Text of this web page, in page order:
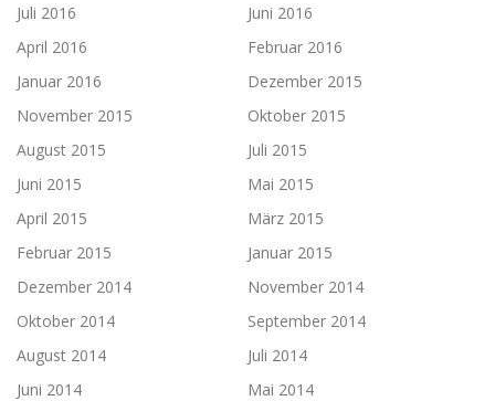
Juli 2016
Juni 2016
April 2016
Februar 2016
Januar 2016
Dezember 2015
November 2015
Oktober 2015
August 2015
Juli 2015
Juni 2015
Mai 2015
April 2015
März 2015
Februar 2015
Januar 2015
Dezember 2014
November 2014
Oktober 2014
September 2014
August 2014
Juli 2014
Juni 2014
Mai 2014